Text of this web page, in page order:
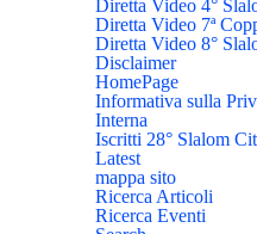
Diretta Video 4°
Diretta Video 7ª
Diretta Video 8°
Disclaimer
HomePage
Informativa sulla
Interna
Iscritti 28° Slalom
Latest
mappa sito
Ricerca Articoli
Ricerca Eventi